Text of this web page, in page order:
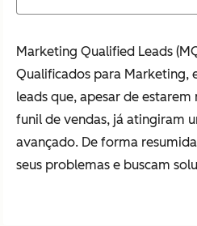
Marketing Qualified Leads
Qualificados para Marketing,
leads que, apesar de
funil de vendas, já atingiram
avançado. De forma
seus problemas e buscam